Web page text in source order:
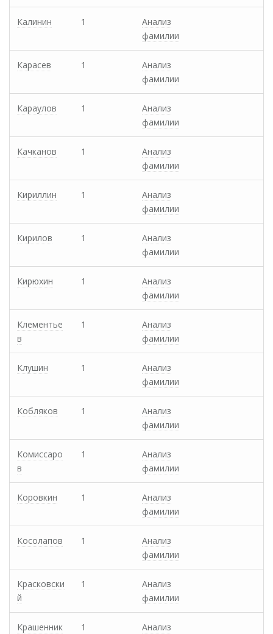
Калинин 1
Анализ
фамилии
Карасев 1
Анализ
фамилии
Караулов 1
Анализ
фамилии
Качканов 1
Анализ
фамилии
Кириллин 1
Анализ
фамилии
Кирилов 1
Анализ
фамилии
Кирюхин 1
Анализ
фамилии
Клементье
в
1
Анализ
фамилии
Клушин 1
Анализ
фамилии
Кобляков 1
Анализ
фамилии
Комиссаро
в
1
Анализ
фамилии
Коровкин 1
Анализ
фамилии
Косолапов 1
Анализ
фамилии
Красковски
й
1
Анализ
фамилии
Крашенник
1
Анализ